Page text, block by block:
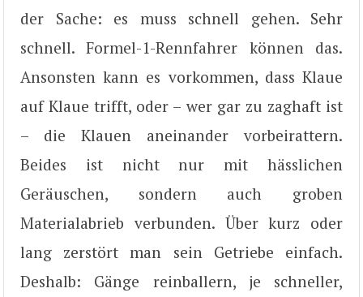
der Sache: es muss schnell gehen. Sehr
schnell. Formel-1-Rennfahrer können das.
Ansonsten kann es vorkommen, dass Klaue
auf Klaue trifft, oder – wer gar zu zaghaft ist
– die Klauen aneinander vorbeirattern.
Beides ist nicht nur mit hässlichen
Geräuschen, sondern auch groben
Materialabrieb verbunden. Über kurz oder
lang zerstört man sein Getriebe einfach.
Deshalb: Gänge reinballern, je schneller,